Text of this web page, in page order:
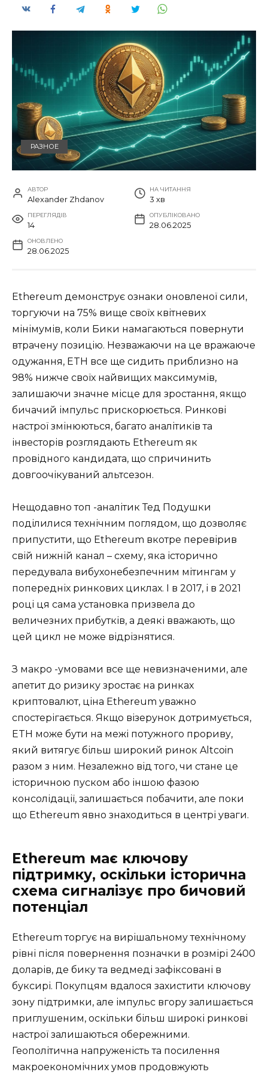
РАЗНОЕ
АВТОР
Alexander Zhdanov
НА ЧИТАННЯ
3 хв
ПЕРЕГЛЯДІВ
14
ОПУБЛІКОВАНО
28.06.2025
ОНОВЛЕНО
28.06.2025
Ethereum демонструє ознаки оновленої сили,
торгуючи на 75% вище своїх квітневих
мінімумів, коли Бики намагаються повернути
втрачену позицію. Незважаючи на це вражаюче
одужання, ETH все ще сидить приблизно на
98% нижче своїх найвищих максимумів,
залишаючи значне місце для зростання, якщо
бичачий імпульс прискорюється. Ринкові
настрої змінюються, багато аналітиків та
інвесторів розглядають Ethereum як
провідного кандидата, що спричинить
довгоочікуваний альтсезон.
Нещодавно топ -аналітик Тед Подушки
поділилися технічним поглядом, що дозволяє
припустити, що Ethereum вкотре перевірив
свій нижній канал – схему, яка історично
передувала вибухонебезпечним мітингам у
попередніх ринкових циклах. І в 2017, і в 2021
році ця сама установка призвела до
величезних прибутків, а деякі вважають, що
цей цикл не може відрізнятися.
З макро -умовами все ще невизначеними, але
апетит до ризику зростає на ринках
криптовалют, ціна Ethereum уважно
спостерігається. Якщо візерунок дотримується,
ETH може бути на межі потужного прориву,
який витягує більш широкий ринок Altcoin
разом з ним. Незалежно від того, чи стане це
історичною пуском або іншою фазою
консолідації, залишається побачити, але поки
що Ethereum явно знаходиться в центрі уваги.
Ethereum має ключову
підтримку, оскільки історична
схема сигналізує про бичовий
потенціал
Ethereum торгує на вирішальному технічному
рівні після повернення позначки в розмірі 2400
доларів, де бику та ведмеді зафіксовані в
буксирі. Покупцям вдалося захистити ключову
зону підтримки, але імпульс вгору залишається
приглушеним, оскільки більш широкі ринкові
настрої залишаються обережними.
Геополітична напруженість та посилення
макроекономічних умов продовжують